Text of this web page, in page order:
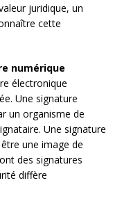
juridique, un
cette
numérique
électronique
Une signature
un organisme de
Une signature
une image de
des signatures
diffère